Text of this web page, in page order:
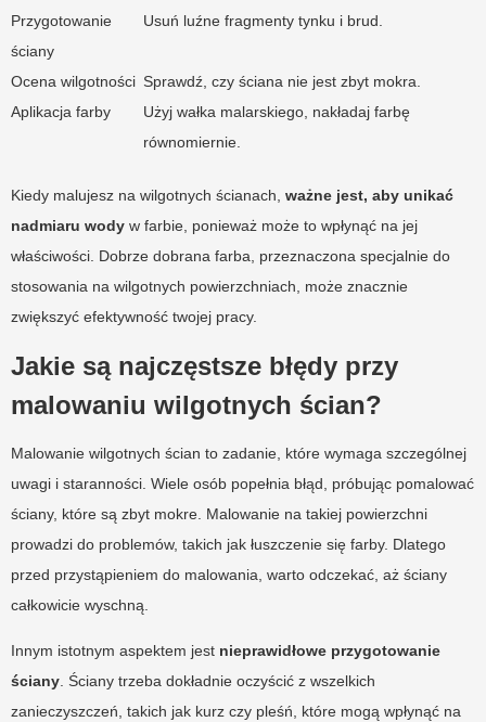
Przygotowanie
ściany
Usuń luźne fragmenty tynku i brud.
Ocena wilgotności Sprawdź, czy ściana nie jest zbyt mokra.
Aplikacja farby
Użyj wałka malarskiego, nakładaj farbę
równomiernie.
Kiedy malujesz na wilgotnych ścianach, ważne jest, aby unikać
nadmiaru wody w farbie, ponieważ może to wpłynąć na jej
właściwości. Dobrze dobrana farba, przeznaczona specjalnie do
stosowania na wilgotnych powierzchniach, może znacznie
zwiększyć efektywność twojej pracy.
Jakie są najczęstsze błędy przy
malowaniu wilgotnych ścian?
Malowanie wilgotnych ścian to zadanie, które wymaga szczególnej
uwagi i staranności. Wiele osób popełnia błąd, próbując pomalować
ściany, które są zbyt mokre. Malowanie na takiej powierzchni
prowadzi do problemów, takich jak łuszczenie się farby. Dlatego
przed przystąpieniem do malowania, warto odczekać, aż ściany
całkowicie wyschną.
Innym istotnym aspektem jest nieprawidłowe przygotowanie
ściany . Ściany trzeba dokładnie oczyścić z wszelkich
zanieczyszczeń, takich jak kurz czy pleśń, które mogą wpłynąć na